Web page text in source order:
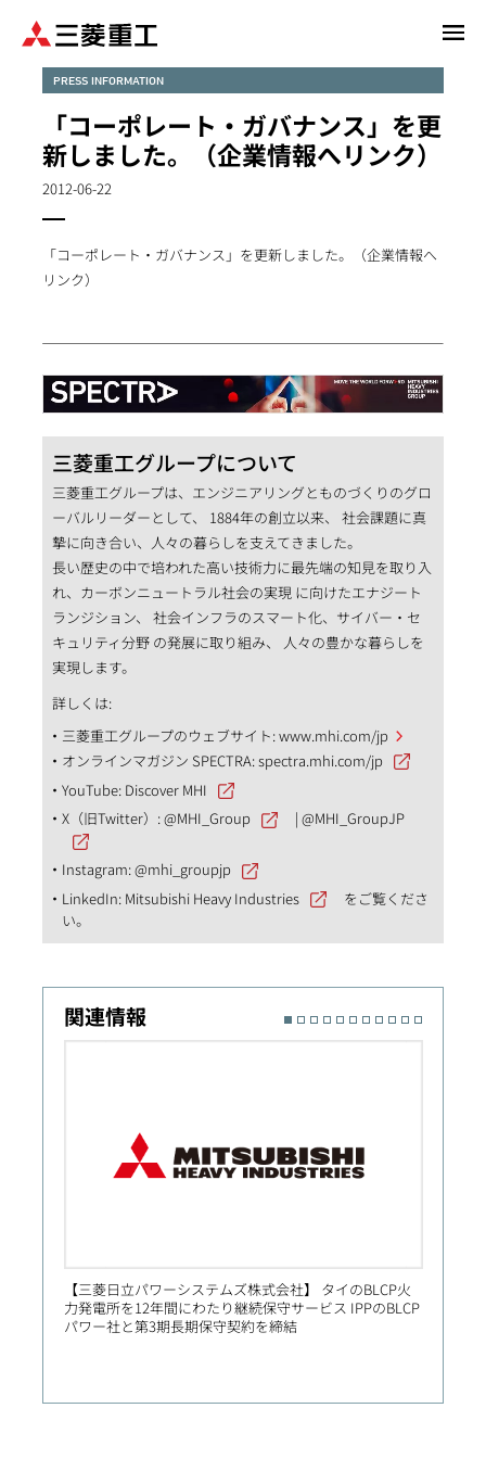
PRESS INFORMATION
「コーポレート・ガバナンス」を更
新しました。（企業情報へリンク）
2012-06-22
「コーポレート・ガバナンス」を更新しました。（企業情報へ
リンク）
三菱重工グループについて
三菱重工グループは、エンジニアリングとものづくりのグロ
ーバルリーダーとして、 1884年の創立以来、 社会課題に真
摯に向き合い、人々の暮らしを支えてきました。
長い歴史の中で培われた高い技術力に最先端の知見を取り入
れ、カーボンニュートラル社会の実現 に向けたエナジート
ランジション、 社会インフラのスマート化、サイバー・セ
キュリティ分野 の発展に取り組み、 人々の豊かな暮らしを
実現します。
詳しくは:
三菱重工グループのウェブサイト:www.mhi.com/jp
オンラインマガジン SPECTRA:spectra.mhi.com/jp
YouTube: Discover MHI
X（旧Twitter）:@MHI_Group |@MHI_GroupJP
Instagram:@mhi_groupjp
LinkedIn: Mitsubishi Heavy Industries
をご覧くださ
い。
関連情報
【三菱日立パワーシステムズ株式会社】 タイのBLCP火
力発電所を12年間にわたり継続保守サービス IPPのBLCP
パワー社と第3期長期保守契約を締結